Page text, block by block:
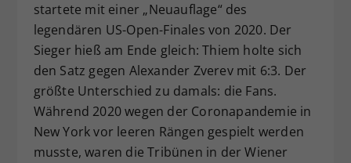
startete mit einer „Neuauflage“ des
legendären US-Open-Finales von 2020. Der
Sieger hieß am Ende gleich: Thiem holte sich
den Satz gegen Alexander Zverev mit 6:3. Der
größte Unterschied zu damals: die Fans.
Während 2020 wegen der Coronapandemie in
New York vor leeren Rängen gespielt werden
musste, waren die Tribünen in der Wiener